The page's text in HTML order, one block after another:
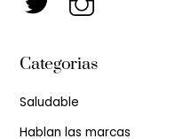
Categorias
Saludable
Hablan las marcas